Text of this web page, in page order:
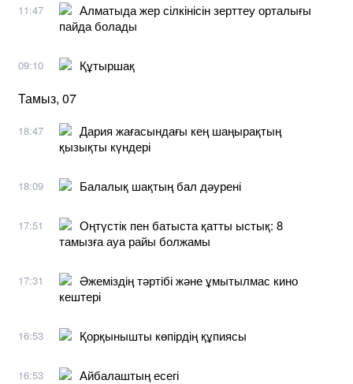
11:47
Алматыда жер сілкінісін зерттеу орталығы
пайда болады
09:10 Құтыршақ
Тамыз, 07
18:47
Дария жағасындағы кең шаңырақтың
қызықты күндері
18:09 Балалық шақтың бал дәурені
17:51
Оңтүстік пен батыста қатты ыстық: 8
тамызға ауа райы болжамы
17:31
Әжеміздің тәртібі және ұмытылмас кино
кештері
16:53 Қорқынышты көпірдің құпиясы
16:53 Айбалаштың есегі